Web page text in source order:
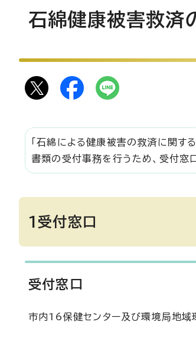
石綿健康被害救済
「石綿による健康被害の救済に関
書類の受付事務を行うため、受付窓
1受付窓口
受付窓口
市内16保健センター及び環境局地域